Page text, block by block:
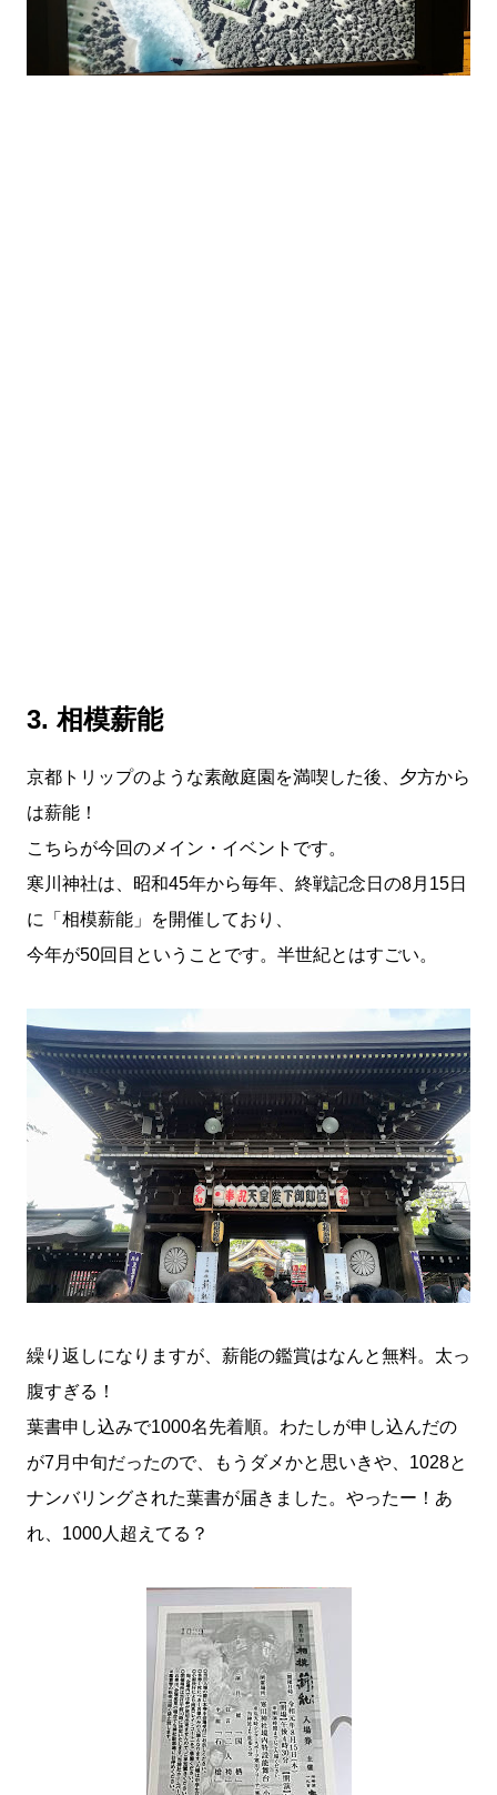
3. 相模薪能
京都トリップのような素敵庭園を満喫した後、夕方から
は薪能！
こちらが今回のメイン・イベントです。
寒川神社は、昭和45年から毎年、終戦記念日の8月15日
に「相模薪能」を開催しており、
今年が50回目ということです。半世紀とはすごい。
繰り返しになりますが、薪能の鑑賞はなんと無料。太っ
腹すぎる！
葉書申し込みで1000名先着順。わたしが申し込んだの
が7月中旬だったので、もうダメかと思いきや、1028と
ナンバリングされた葉書が届きました。やったー！あ
れ、1000人超えてる？